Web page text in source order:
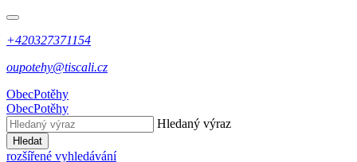
+420327371154
oupotehy@tiscali.cz
ObecPotěhy
ObecPotěhy
Hledaný výraz
Hledat
rozšířené vyhledávání